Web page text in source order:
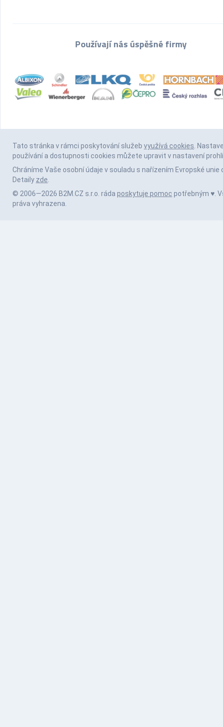
Používají nás úspěšné firmy
Tato stránka v rámci poskytování služeb využívá cookies.
používání a dostupnosti cookies můžete upravit v nastavení
Chráníme Vaše osobní údaje v souladu s nařízením Evropské unie
Detaily zde.
© 2006—2026 B2M.CZ s.r.o. ráda poskytuje pomoc potřebným ♥️.
práva vyhrazena.